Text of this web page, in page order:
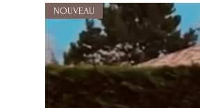
NOUVEAU